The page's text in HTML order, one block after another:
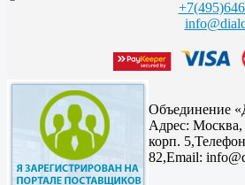
Объединение
Адрес: Москва,
корп. 5,
82,Email: